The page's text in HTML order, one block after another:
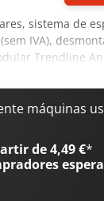
sistema de
IVA),
Trendline
máxima de
mais um
os
Inclui
Disponível: a
máquinas
de 4,49 €*